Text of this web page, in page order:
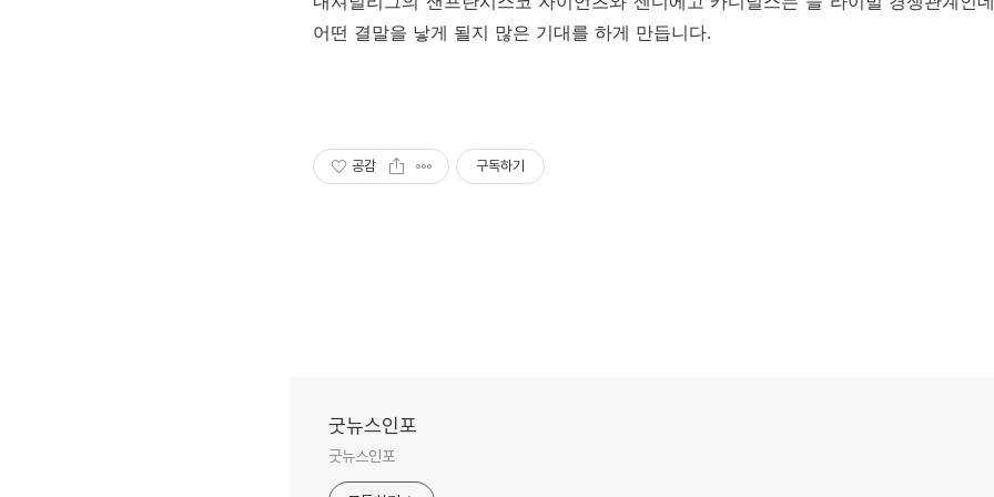
어떤 결말을 낳게 될지 많은 기대를 하게 만듭니다.
공감 구독하기
굿뉴스인포
굿뉴스인포